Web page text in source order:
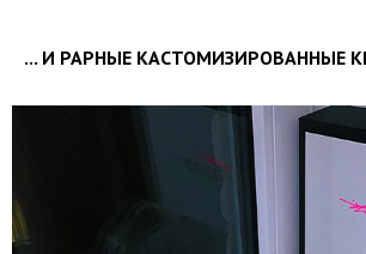
... И РАРНЫЕ КАСТОМИЗИРОВАННЫЕ